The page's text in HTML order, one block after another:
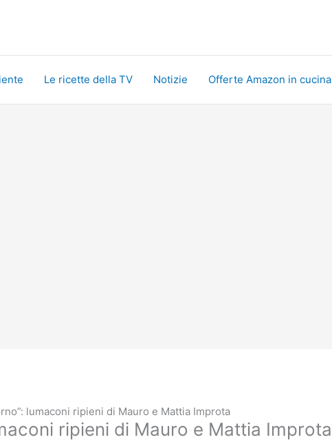
Le ricette della TV Notizie Offerte Amazon in cucina
lumaconi ripieni di Mauro e Mattia Improta
ripieni di Mauro e Mattia Improta